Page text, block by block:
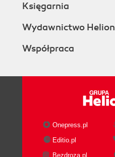
Księgarnia
Wydawnictwo Helion
Współpraca
Onepress.pl
Editio.pl
Bezdroza.pl